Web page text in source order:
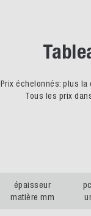
Prix échelonnés: plus la
Tous les prix
épaisseur
matière mm